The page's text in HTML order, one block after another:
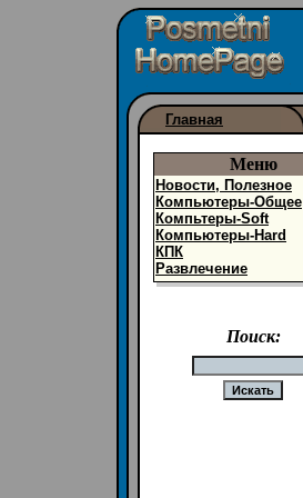
Главная
Меню
Новости, Полезное
Компьютеры-Общее
Компьтеры-Soft
Компьютеры-Hard
КПК
Развлечение
Поиск: